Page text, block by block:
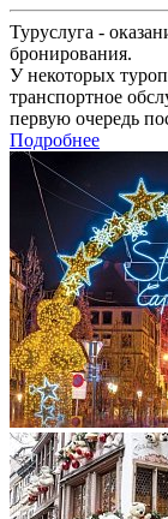
Туруслуга -
бронирования.
У некоторых
транспортное
первую очередь
Подробнее